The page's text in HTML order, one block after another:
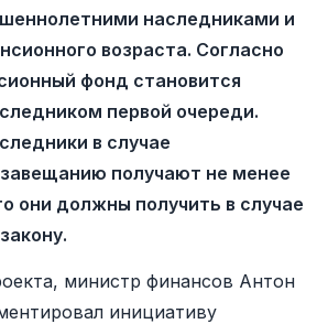
наследниками и
возраста. Согласно
фонд становится
первой очереди.
в случае
получают не менее
они должны получить в случае
министр финансов Антон
инициативу